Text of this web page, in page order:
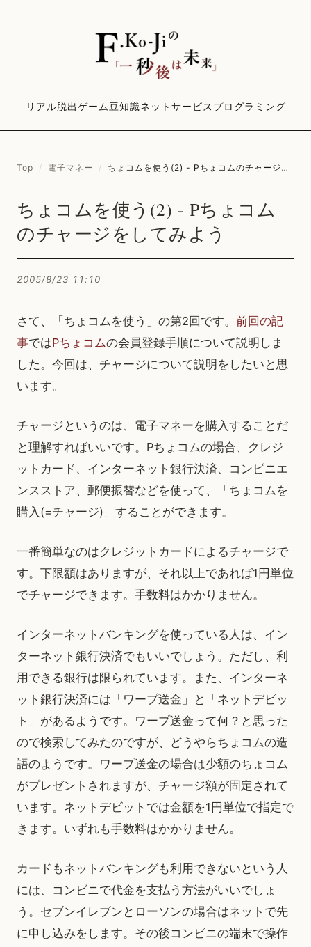
リアル脱出ゲーム豆知識ネットサービス プログラミング
Top / 電子マネー / ちょコムを使う(2) - Pちょコムのチャージをしてみよう
ちょコムを使う(2) - Pちょコム
のチャージをしてみよう
2005/8/23 11:10
さて、「ちょコムを使う」の第2回です。 前回の記
事ではPちょコムの会員登録手順について説明しま
した。今回は、チャージについて説明をしたいと思
います。
チャージというのは、電子マネーを購入することだ
と理解すればいいです。Pちょコムの場合、クレジ
ットカード、インターネット銀行決済、コンビニエ
ンスストア、郵便振替などを使って、「ちょコムを
購入(=チャージ)」することができます。
一番簡単なのはクレジットカードによるチャージで
す。下限額はありますが、それ以上であれば1円単位
でチャージできます。手数料はかかりません。
インターネットバンキングを使っている人は、イン
ターネット銀行決済でもいいでしょう。ただし、利
用できる銀行は限られています。また、インターネ
ット銀行決済には「ワープ送金」と「ネットデビッ
ト」があるようです。ワープ送金って何？と思った
ので検索してみたのですが、どうやらちょコムの造
語のようです。ワープ送金の場合は少額のちょコム
がプレゼントされますが、チャージ額が固定されて
います。ネットデビットでは金額を1円単位で指定で
きます。いずれも手数料はかかりません。
カードもネットバンキングも利用できないという人
には、コンビニで代金を支払う方法がいいでしょ
う。セブンイレブンとローソンの場合はネットで先
に申し込みをします。その後コンビニの端末で操作